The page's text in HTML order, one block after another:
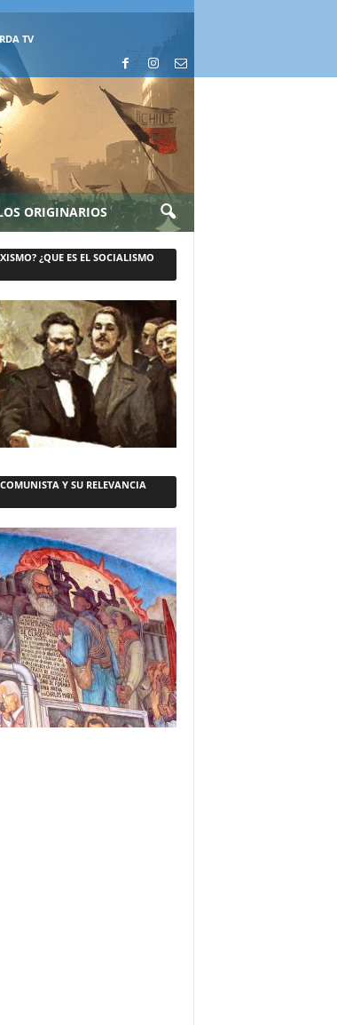
TV
ORIGINARIOS
¿QUE ES EL SOCIALISMO
Y SU RELEVANCIA